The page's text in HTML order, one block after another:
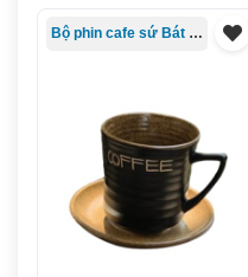
Bộ phin cafe sứ Bát Tràng